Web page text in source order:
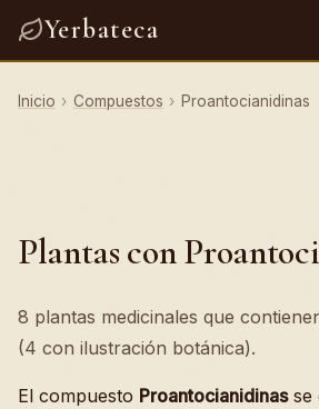
Yerbateca
Inicio › Compuestos › Proantocianidinas
Plantas con
8 plantas medicinales que
(4 con ilustración botánica).
El compuesto Proantocianidinasse